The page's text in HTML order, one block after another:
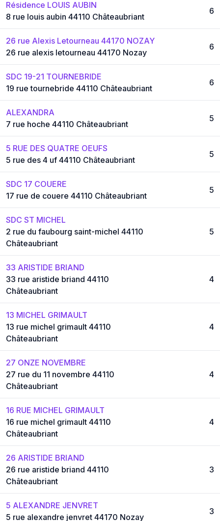
Résidence LOUIS AUBIN
8 rue louis aubin 44110 Châteaubriant
6
26 rue Alexis Letourneau 44170 NOZAY
26 rue alexis letourneau 44170 Nozay
6
SDC 19-21 TOURNEBRIDE
19 rue tournebride 44110 Châteaubriant
6
ALEXANDRA
7 rue hoche 44110 Châteaubriant
5
5 RUE DES QUATRE OEUFS
5 rue des 4 uf 44110 Châteaubriant
5
SDC 17 COUERE
17 rue de couere 44110 Châteaubriant
5
SDC ST MICHEL
2 rue du faubourg saint-michel 44110
Châteaubriant
5
33 ARISTIDE BRIAND
33 rue aristide briand 44110
Châteaubriant
4
13 MICHEL GRIMAULT
13 rue michel grimault 44110
Châteaubriant
4
27 ONZE NOVEMBRE
27 rue du 11 novembre 44110
Châteaubriant
4
16 RUE MICHEL GRIMAULT
16 rue michel grimault 44110
Châteaubriant
4
26 ARISTIDE BRIAND
26 rue aristide briand 44110
Châteaubriant
3
5 ALEXANDRE JENVRET
5 rue alexandre jenvret 44170 Nozay
3